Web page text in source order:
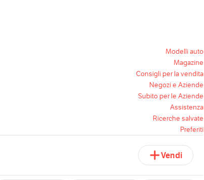
Modelli auto
Magazine
Consigli per la vendita
Negozi e Aziende
Subito per le Aziende
Assistenza
Ricerche salvate
Preferiti
Vendi